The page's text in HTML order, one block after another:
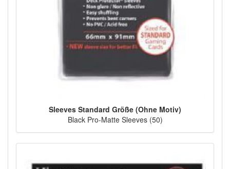
Sleeves Standard Größe (Ohne Motiv)
Black Pro-Matte Sleeves (50)